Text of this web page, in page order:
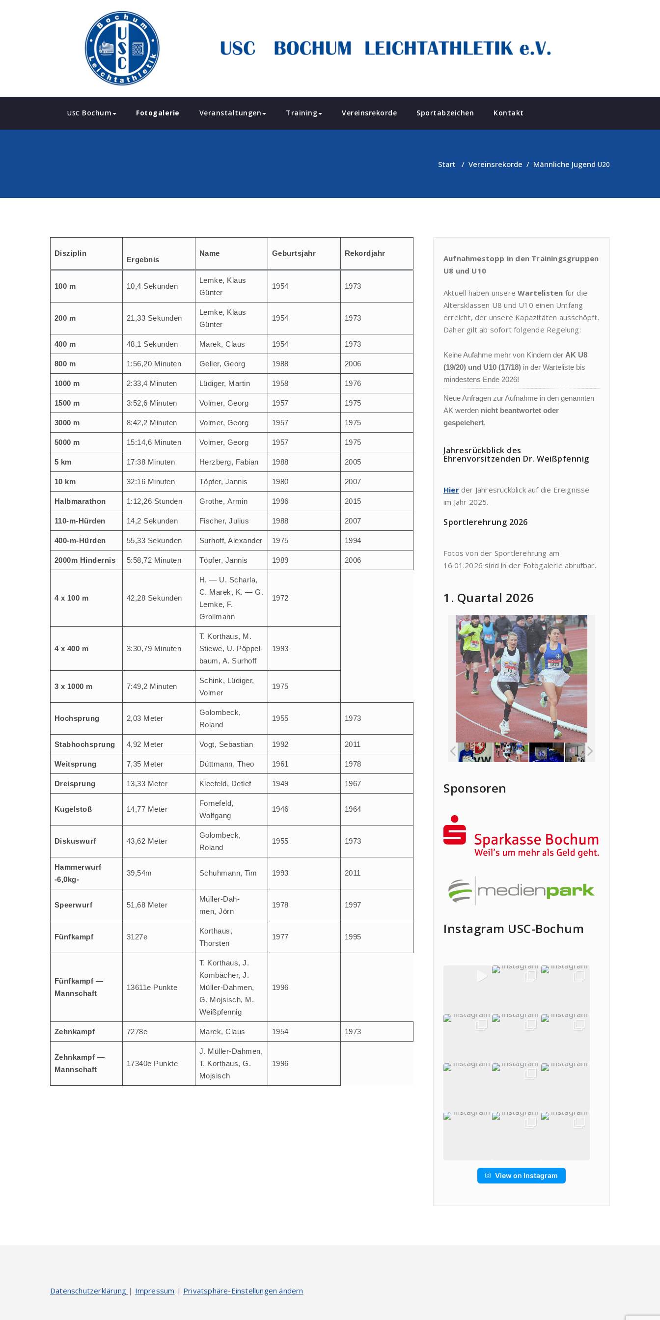
USC Bochum Fotogalerie Veranstaltungen Training Vereinsrekorde Sportabzeichen Kontakt
Start / Vereinsrekorde / Männliche Jugend U20
Dis­zi­plin
Ergeb­nis
Name Geburts­jahr Rekord­jahr
100 m 10,4 Sekun­den
Lem­ke, Klaus
Günter
1954 1973
200 m 21,33 Sekun­den
Lem­ke, Klaus
Günter
1954 1973
400 m 48,1 Sekun­den Marek, Claus 1954 1973
800 m 1:56,20 Minu­ten Gel­ler, Georg 1988 2006
1000 m 2:33,4 Minu­ten Lüdi­ger, Martin 1958 1976
1500 m 3:52,6 Minu­ten Vol­mer, Georg 1957 1975
3000 m 8:42,2 Minu­ten Vol­mer, Georg 1957 1975
5000 m 15:14,6 Minu­ten Vol­mer, Georg 1957 1975
5 km 17:38 Minu­ten Herz­berg, Fabian 1988 2005
10 km 32:16 Minu­ten Töp­fer, Jannis 1980 2007
Halb­ma­ra­thon 1:12,26 Stun­den Gro­the, Armin 1996 2015
110-m-Hür­den 14,2 Sekun­den Fischer, Juli­us 1988 2007
400-m-Hür­den 55,33 Sekun­den Sur­hoff, Alexander 1975 1994
2000m Hin­der­nis 5:58,72 Minu­ten Töp­fer, Jannis 1989 2006
4 x 100 m 42,28 Sekun­den
H. — U. Schar­la,
C. Marek, K. — G.
Lem­ke, F.
Grollmann
1972
4 x 400 m 3:30,79 Minu­ten
T. Kort­haus, M.
Stie­we, U. Pöp­pel­
baum, A. Surhoff
1993
3 x 1000 m 7:49,2 Minu­ten
Schink, Lüdi­ger,
Volmer
1975
Hoch­sprung 2,03 Meter
Golom­beck,
Roland
1955 1973
Stab­hoch­sprung 4,92 Meter Vogt, Sebas­ti­an 1992 2011
Weit­sprung 7,35 Meter Dütt­mann, Theo 1961 1978
Drei­sprung 13,33 Meter Klee­feld, Detlef 1949 1967
Kugel­stoß 14,77 Meter
For­ne­feld,
Wolfgang
1946 1964
Dis­kus­wurf 43,62 Meter
Golom­beck,
Roland
1955 1973
Ham­mer­wurf
‑6,0kg-
39,54m Schuh­mann, Tim 1993 2011
Speer­wurf 51,68 Meter
Mül­ler-Dah­
men, Jörn
1978 1997
Fünf­kampf 3127e
Kort­haus,
Thorsten
1977 1995
Fünf­kampf —
Mannschaft
13611e Punk­te
T. Kort­haus, J.
Kom­bä­cher, J.
Mül­ler-Dah­men,
G. Moj­sisch, M.
Weißpfennig
1996
Zehn­kampf 7278e Marek, Claus 1954 1973
Zehn­kampf —
Mannschaft
17340e Punk­te
J. Mül­ler-Dah­men,
T. Kort­haus, G.
Mojsisch
1996
Aufnahmestopp in den Trainingsgruppen
U8 und U10
Aktuell haben unsereWartelisten für die
Altersklassen U8 und U10 einen Umfang
erreicht, der unsere Kapazitäten ausschöpft.
Daher gilt ab sofort folgende Regelung:
Keine Aufahme mehr von Kindern der AK U8
(19/20) und U10 (17/18) in der Warteliste bis
mindestens Ende 2026!
Neue Anfragen zur Aufnahme in den genannten
AK werden nicht beantwortet oder
gespeichert.
Jahresrückblick des
Ehrenvorsitzenden Dr. Weißpfennig
Hierder Jahresrückblick auf die Ereignisse
im Jahr 2025.
Sportlerehrung 2026
Fotos von der Sportlerehrung am
16.01.2026 sind in der Fotogalerie abrufbar.
1. Quartal 2026
Sponsoren
Instagram USC-Bochum
View on Instagram
Datenschutzerklärung | Impressum | Privatsphäre-Einstellungen ändern